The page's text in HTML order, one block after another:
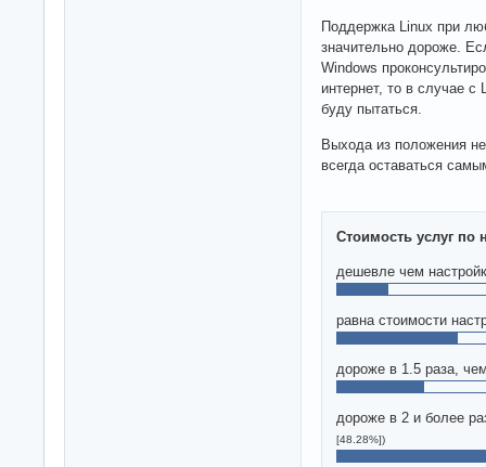
Поддержка Linux при
значительно дороже.
Windows
интернет, то в случае
буду пытаться.
Выхода из положения
всегда оставаться
Стоимость услуг по
дешевле чем
равна стоимости
дороже в 1.5 раза,
дороже в 2 и более
[48.28%])